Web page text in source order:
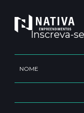
Inscreva-